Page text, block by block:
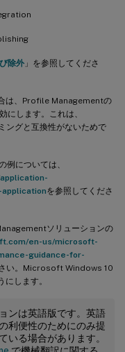
除外 」を参照してくださ
は、Profile Managementの
にします。これは、
ングと互換性がないためで
例については、
を参照してくださ
ソリューションの
en-us/microsoft-
guidance-for-
い。Microsoft Windows 10
します。
ンは英語版です。英語
利便性のためにのみ提
いる場合があります。